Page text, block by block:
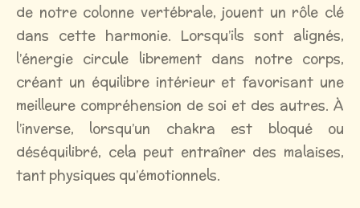
de notre colonne vertébrale, jouent un rôle clé
dans cette harmonie. Lorsqu’ils sont alignés,
l’énergie circule librement dans notre corps,
créant un équilibre intérieur et favorisant une
meilleure compréhension de soi et des autres. À
l’inverse, lorsqu’un chakra est bloqué ou
déséquilibré, cela peut entraîner des malaises,
tant physiques qu’émotionnels.